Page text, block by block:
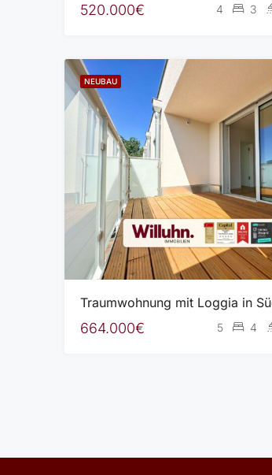
520.000€ 4 3
NEUBAU
664.000€ 5 4